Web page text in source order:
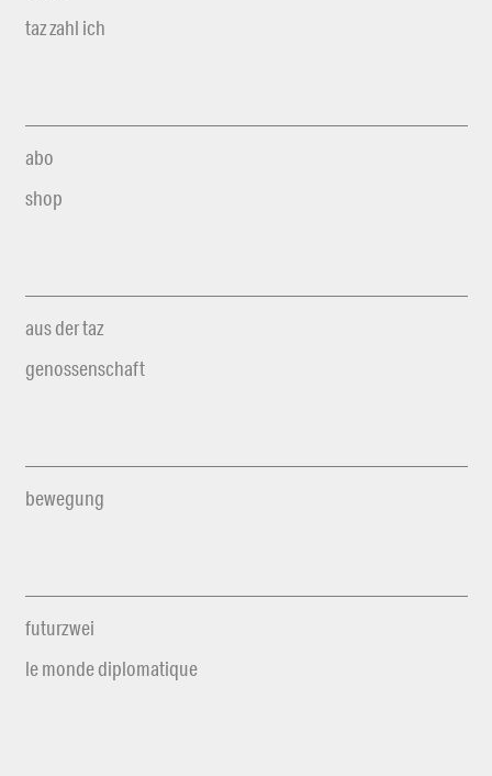
taz zahl ich
abo
shop
aus der taz
genossenschaft
bewegung
futurzwei
le monde diplomatique